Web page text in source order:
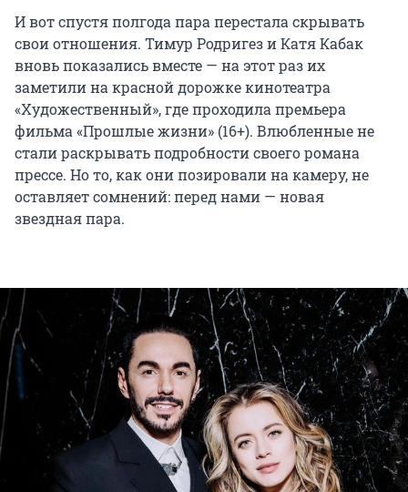
И вот спустя полгода пара перестала скрывать
свои отношения. Тимур Родригез и Катя Кабак
вновь показались вместе — на этот раз их
заметили на красной дорожке кинотеатра
«Художественный», где проходила премьера
фильма «Прошлые жизни» (16+). Влюбленные не
стали раскрывать подробности своего романа
прессе. Но то, как они позировали на камеру, не
оставляет сомнений: перед нами — новая
звездная пара.